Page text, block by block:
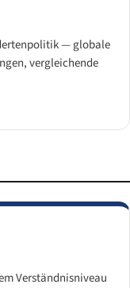
— globale
vergleichende
Verständnisniveau